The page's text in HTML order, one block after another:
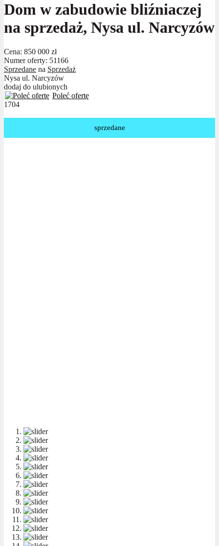
Dom w zabudowie bliźniaczej
na sprzedaż, Nysa ul. Narcyzów
Cena: 850 000 zł
Numer oferty: 51166
Sprzedane na Sprzedaż
Nysa ul. Narcyzów
dodaj do ulubionych
Poleć ofertę
1704
sprzedane